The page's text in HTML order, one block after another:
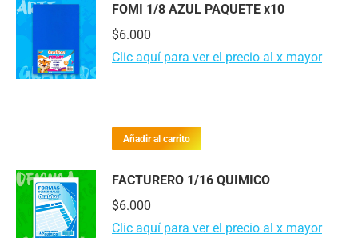
FOMI 1/8 AZUL PAQUETE x10
$6.000
Clic aquí para ver el precio al x mayor
Añadir al carrito
FACTURERO 1/16 QUIMICO
$6.000
Clic aquí para ver el precio al x mayor